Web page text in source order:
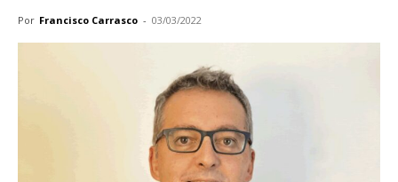
Por Francisco Carrasco - 03/03/2022